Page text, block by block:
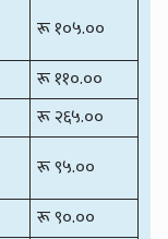
रू १०५.००
रू ११०.००
रू २६५.००
रू ९५.००
रू ९०.००